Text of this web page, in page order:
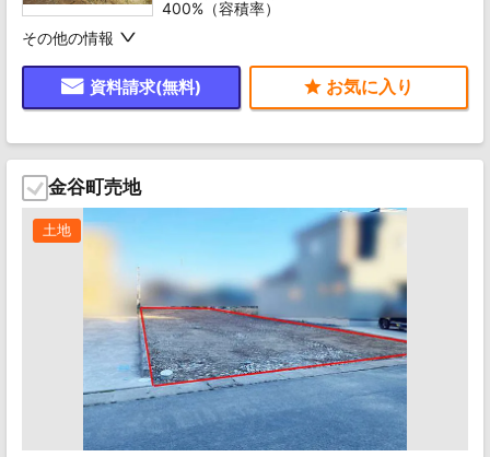
400%（容積率）
その他の情報
資料請求(無料)
金谷町売地
土地